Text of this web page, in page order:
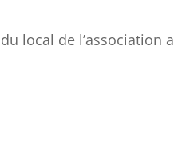
local de l’association